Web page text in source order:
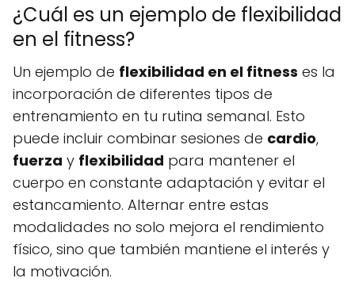
¿Cuál es un ejemplo de flexibilidad
en el fitness?
Un ejemplo de flexibilidad en el fitness es la
incorporación de diferentes tipos de
entrenamiento en tu rutina semanal. Esto
puede incluir combinar sesiones de cardio,
fuerza y flexibilidad para mantener el
cuerpo en constante adaptación y evitar el
estancamiento. Alternar entre estas
modalidades no solo mejora el rendimiento
físico, sino que también mantiene el interés y
la motivación.